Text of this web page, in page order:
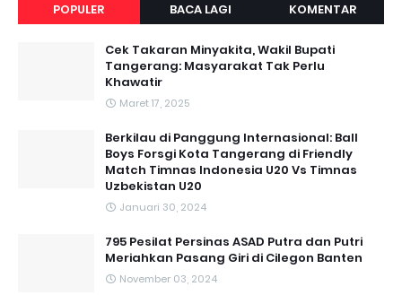
POPULER BACA LAGI KOMENTAR
Cek Takaran Minyakita, Wakil Bupati
Tangerang: Masyarakat Tak Perlu
Khawatir
Maret 17, 2025
Berkilau di Panggung Internasional: Ball
Boys Forsgi Kota Tangerang di Friendly
Match Timnas Indonesia U20 Vs Timnas
Uzbekistan U20
Januari 30, 2024
795 Pesilat Persinas ASAD Putra dan Putri
Meriahkan Pasang Giri di Cilegon Banten
November 03, 2024